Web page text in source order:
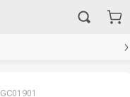
GC01901